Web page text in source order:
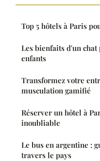
Top 5 hôtels à Paris
Les bienfaits d'un
enfants
Transformez votre
musculation gamifié
Réserver un hôtel à
inoubliable
Le bus en argentine :
travers le pays